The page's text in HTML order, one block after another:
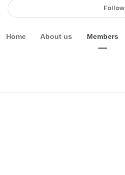
Follow
Home About us Members